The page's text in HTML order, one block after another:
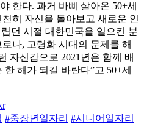
한다. 과거 바삐 살아온 50+세
히 자신을 돌아보고 새로운 인
던 시절 대한민국을 일으킨 분
나, 고령화 시대의 문제를 해
자신감으로 2021년은 함께 배
해가 되길 바란다”고 50+세
#중장년일자리 #시니어일자리